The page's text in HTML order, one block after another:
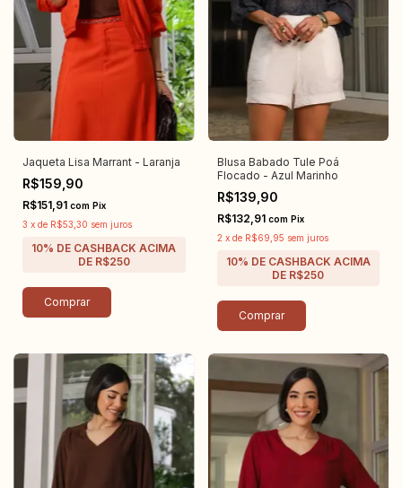
Jaqueta Lisa Marrant - Laranja
R$159,90
R$151,91 com Pix
3 x de R$53,30 sem juros
Comprar
Blusa Babado Tule Poá
Flocado - Azul Marinho
R$139,90
R$132,91 com Pix
2 x de R$69,95 sem juros
Comprar